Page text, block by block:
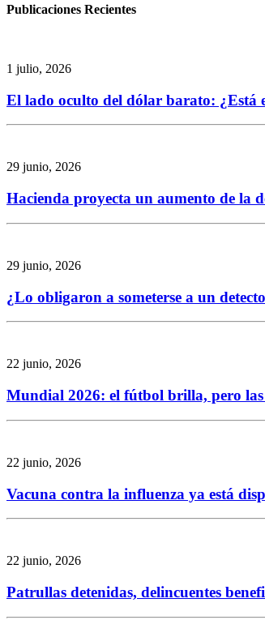
Publicaciones Recientes
1 julio, 2026
El lado oculto del dólar barato: ¿Está
29 junio, 2026
Hacienda proyecta un aumento de la
29 junio, 2026
¿Lo obligaron a someterse a un
22 junio, 2026
Mundial 2026: el fútbol brilla, pero
22 junio, 2026
Vacuna contra la influenza ya está
22 junio, 2026
Patrullas detenidas, delincuentes